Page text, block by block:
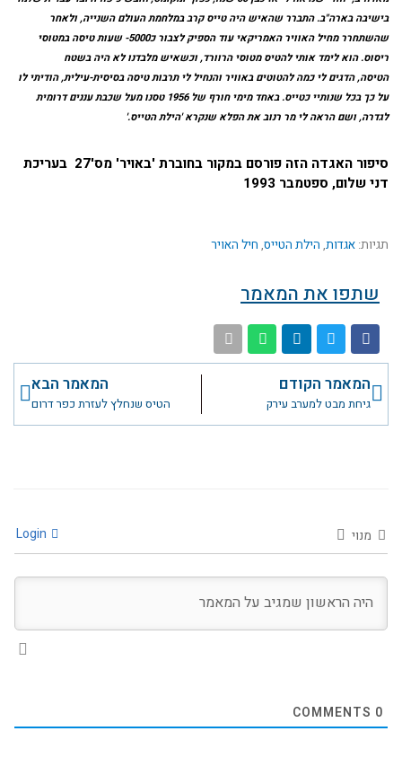
בישיבה בארה"ב. התברר שהאיש היה טייס קרב במלחמת העולם השנייה, ולאחר
שהשתחרר מחיל האוויר האמריקאי עוד הספיק לצבור כ5000- שעות טיסה במטוסי
ריסוס. הוא לימד אותי להטיס מטוסי הרוורד, וכשאיש מלבדנו לא היה בשטח
הטיסה, הדגים לי כמה להטוטים באוויר והנחיל לי תרבות טיסה בסיסית-עילית, הודיתי לו
על כך בכל שנותיי כטייס. באחד מימי חורף של 1956 טסנו מעל שכבת עננים דרומית
לגדרה, ושם הראה לי מר רנוב את הפלא שנקרא 'הילת הטייס.'
סיפור האגדה הזה פורסם במקור בחוברת 'באויר' מס'27 בעריכת
דני שלום, ספטמבר 1993
תגיות: אגדות, הילת הטייס, חיל האויר
שתפו את המאמר
קודם
המאמר הקודם
גיחת מבט למערב עירק
המאמר הבא
הטיס שנחלץ לעזרת כפר דרום
מנוי
0